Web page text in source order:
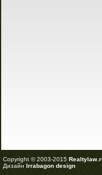
Copyright © 2003-2015
Дизайн Irrabagon design